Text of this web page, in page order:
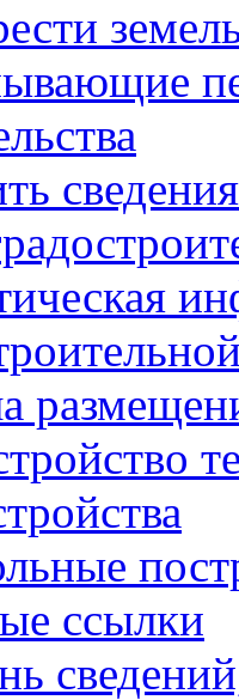
ссылки